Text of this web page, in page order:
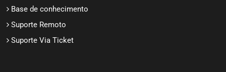
Base de conhecimento
Suporte Remoto
Suporte Via Ticket